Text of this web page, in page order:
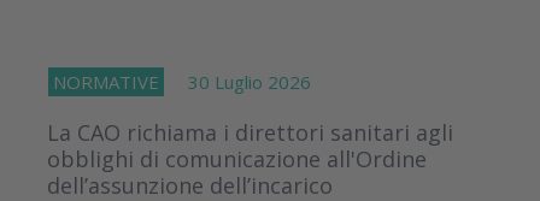
NORMATIVE 30 Luglio 2026
La CAO richiama i direttori sanitari agli
obblighi di comunicazione all'Ordine
dell’assunzione dell’incarico